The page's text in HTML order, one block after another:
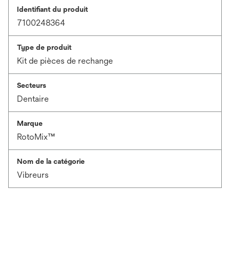
Identifiant du produit
7100248364
Type de produit
Kit de pièces de rechange
Secteurs
Dentaire
Marque
RotoMix™
Nom de la catégorie
Vibreurs